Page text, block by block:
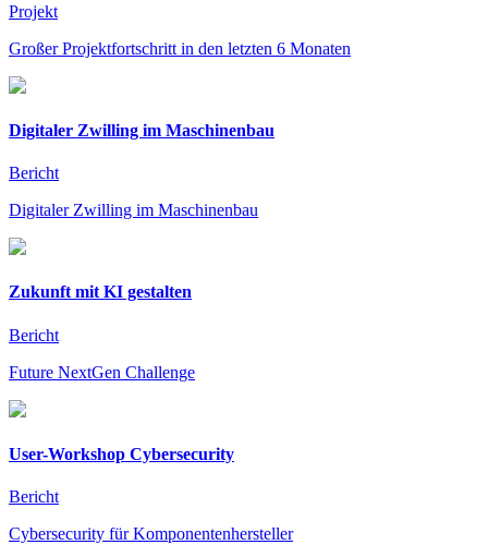
Projekt
Großer Projektfortschritt in den letzten 6 Monaten
Digitaler Zwilling im Maschinenbau
Bericht
Digitaler Zwilling im Maschinenbau
Zukunft mit KI gestalten
Bericht
Future NextGen Challenge
User-Workshop Cybersecurity
Bericht
Cybersecurity für Komponentenhersteller